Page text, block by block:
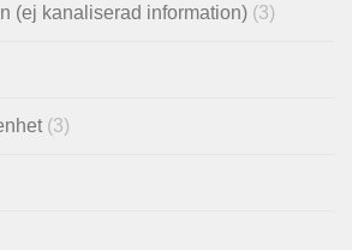
(ej kanaliserad information) (3)
(3)